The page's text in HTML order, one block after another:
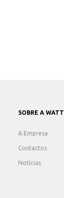
SOBRE A WATT
A Empresa
Contactos
Notícias